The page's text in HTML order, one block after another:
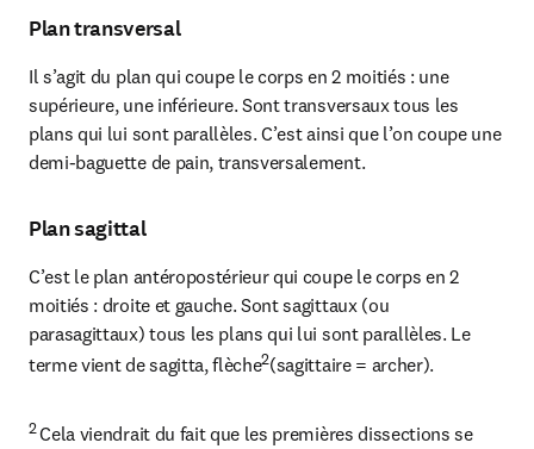
Plan transversal
Il s’agit du plan qui coupe le corps en 2 moitiés : une
supérieure, une inférieure. Sont transversaux tous les
plans qui lui sont parallèles. C’est ainsi que l’on coupe une
demi-baguette de pain, transversalement.
Plan sagittal
C’est le plan antéropostérieur qui coupe le corps en 2
moitiés : droite et gauche. Sont sagittaux (ou
parasagittaux) tous les plans qui lui sont parallèles. Le
terme vient de sagitta, flèche2(sagittaire = archer).
2 Cela viendrait du fait que les premières dissections se